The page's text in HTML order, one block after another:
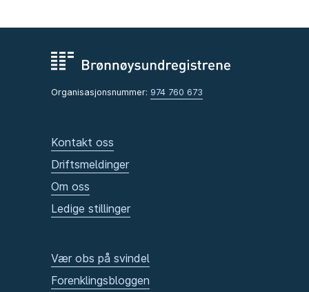
Organisasjonsnummer: 974 760 673
Kontakt oss
Driftsmeldinger
Om oss
Ledige stillinger
Vær obs på svindel
Forenklingsbloggen